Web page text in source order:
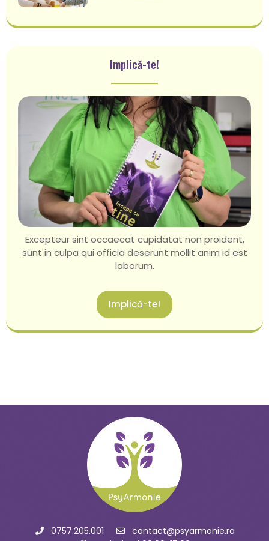
Implică-te!
Excepteur sint occaecat cupidatat non proident,
sunt in culpa qui officia deserunt mollit anim id est
laborum.
Implică-te!
0757.205.001
contact@psyarmonie.ro